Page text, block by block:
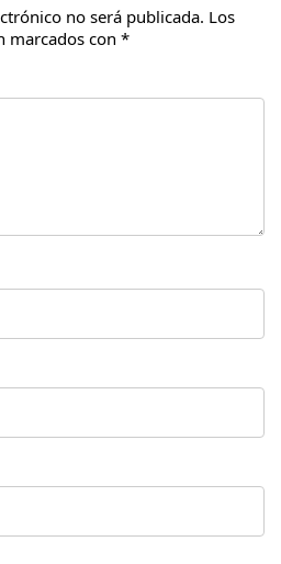
no será publicada. Los
marcados con *